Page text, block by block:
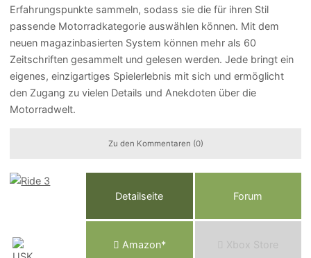
Erfahrungspunkte sammeln, sodass sie die für ihren Stil
passende Motorradkategorie auswählen können. Mit dem
neuen magazinbasierten System können mehr als 60
Zeitschriften gesammelt und gelesen werden. Jede bringt ein
eigenes, einzigartiges Spielerlebnis mit sich und ermöglicht
den Zugang zu vielen Details und Anekdoten über die
Motorradwelt.
Zu den Kommentaren (0)
Detailseite Forum
Amazon* Xbox Store